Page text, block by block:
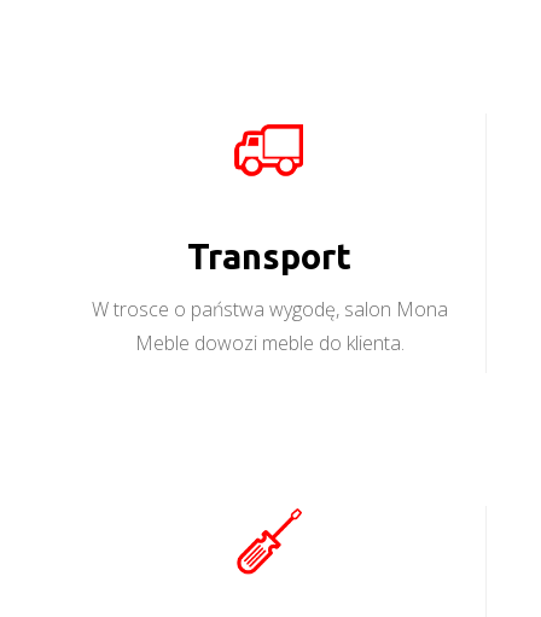
Transport
W trosce o państwa wygodę, salon Mona
Meble dowozi meble do klienta.